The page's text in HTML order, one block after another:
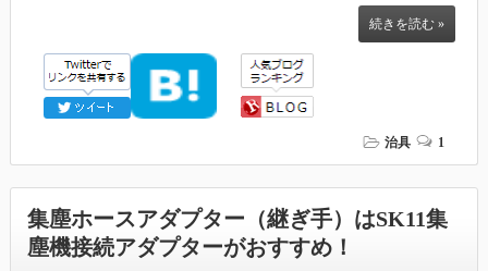
続きを読む »
治具 1
集塵ホースアダプター（継ぎ手）はSK11集
塵機接続アダプターがおすすめ！